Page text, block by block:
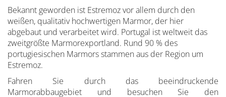
Bekannt geworden ist Estremoz vor allem durch den
weißen, qualitativ hochwertigen Marmor, der hier
abgebaut und verarbeitet wird. Portugal ist weltweit das
zweitgrößte Marmorexportland. Rund 90 % des
portugiesischen Marmors stammen aus der Region um
Estremoz.
Fahren Sie durch das beeindruckende
Marmorabbaugebiet und besuchen Sie den